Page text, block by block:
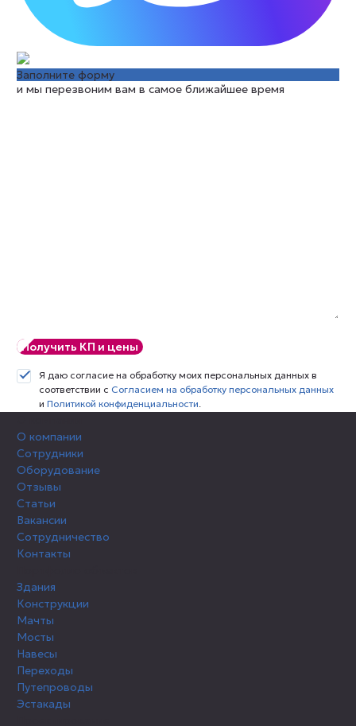
Заполните форму
и мы перезвоним вам в самое ближайшее время
Получить КП и цены
Я даю согласие на обработку моих персональных данных в
соответствии с Согласием на обработку персональных данных
и Политикой конфиденциальности.
О компании
Сотрудники
Оборудование
Отзывы
Статьи
Вакансии
Сотрудничество
Контакты
Здания
Конструкции
Мачты
Мосты
Навесы
Переходы
Путепроводы
Эстакады